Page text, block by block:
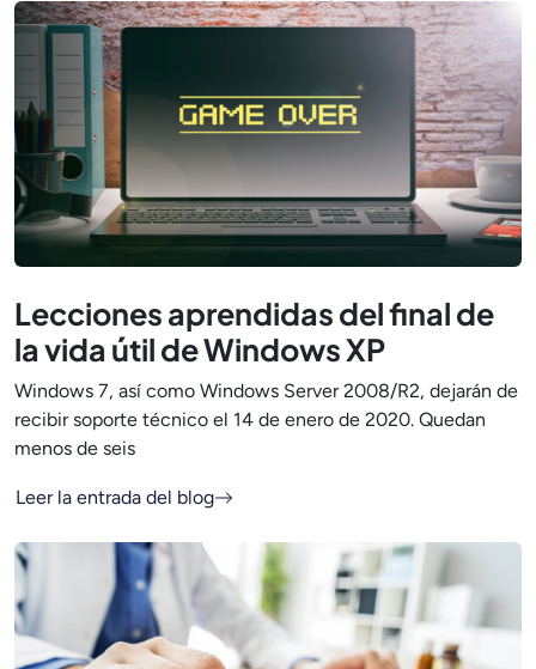
Lecciones aprendidas del final de
la vida útil de Windows XP
Windows 7, así como Windows Server 2008/R2, dejarán de
recibir soporte técnico el 14 de enero de 2020. Quedan
menos de seis
Leer la entrada del blog